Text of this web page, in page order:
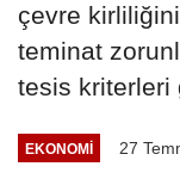
çevre
teminat
tesis kriterleri
EKONOMI 27